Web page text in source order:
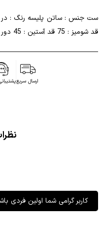
قد شومیز : 75 قد آستین : 45 دور سینه : 100 قد شلوار : 95
ارسال سریع
کاربر گرامی شما اولین فردی